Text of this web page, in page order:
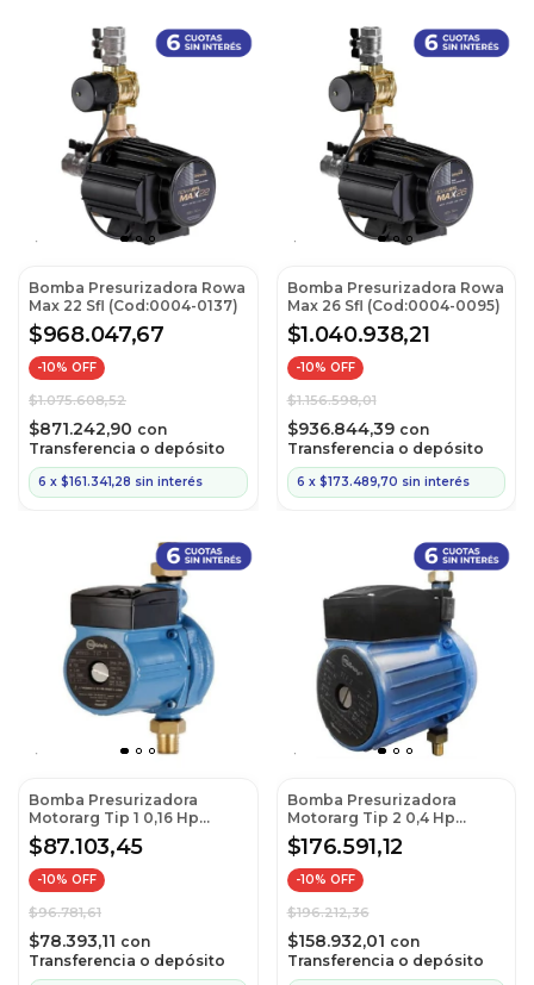
Bomba Presurizadora Rowa
Max 22 Sfl (Cod:0004-0137)
$968.047,67
-10% OFF
$1.075.608,52
$871.242,90 con
Transferencia o depósito
6 x $161.341,28 sin interés
Bomba Presurizadora Rowa
Max 26 Sfl (Cod:0004-0095)
$1.040.938,21
-10% OFF
$1.156.598,01
$936.844,39 con
Transferencia o depósito
6 x $173.489,70 sin interés
Bomba Presurizadora
Motorarg Tip 1 0,16 Hp
(Cod:A.Ti.2.0001.M)
$87.103,45
-10% OFF
$96.781,61
$78.393,11 con
Transferencia o depósito
Bomba Presurizadora
Motorarg Tip 2 0,4 Hp
(Cod:A.Ti.2.0002.M)
$176.591,12
-10% OFF
$196.212,36
$158.932,01 con
Transferencia o depósito